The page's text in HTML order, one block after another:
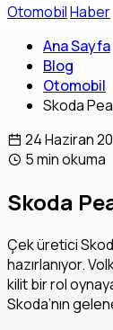
OtomobilHaber
Ana Sayfa
Blog
Otomobil
Skoda
24 Haziran
5 min okuma
Skoda
Çek üretici
hazırlanıyor.
kilit bir rol
Skoda’nın